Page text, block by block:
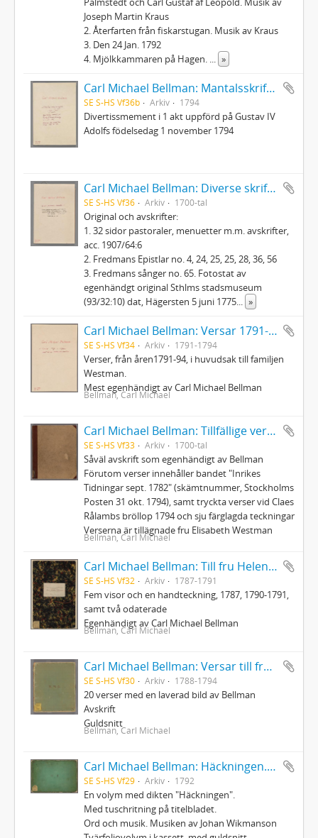
Joseph Martin Kraus
2. Återfarten från fiskarstugan. Musik av Kraus
3. Den 24 Jan. 1792
4. Mjölkkammaren på Hagen.
»
Carl Michael Bellman: Mantalsskrifningen
SE S-HS Vf36b Arkiv 1794
Divertissmement i 1 akt uppförd på Gustav IV
Adolfs födelsedag 1 november 1794
Carl Michael Bellman: Diverse skrifter
SE S-HS Vf36 Arkiv 1700-tal
Original och avskrifter:
1. 32 sidor pastoraler, menuetter m.m. avskrifter,
acc. 1907/64:6
2. Fredmans Epistlar no. 4, 24, 25, 25, 28, 36, 56
3. Fredmans sånger no. 65. Fotostat av
egenhändgt original Sthlms stadsmuseum
(93/32:10) dat, Hägersten 5 juni 1775... »
Carl Michael Bellman: Versar 1791-94, mest till Westmanska familjen
SE S-HS Vf34 Arkiv 1791-1794
Verser, från åren1791-94, i huvudsak till familjen
Westman.
Mest egenhändigt av Carl Michael Bellman
Bellman, Carl Michael
Carl Michael Bellman: Tillfällige verser och rim skrifne och hopsamlade innom ett hus, där Auctor finner sig älskad och wälkommen
SE S-HS Vf33 Arkiv 1700-tal
Såväl avskrift som egenhändigt av Bellman
Förutom verser innehåller bandet "Inrikes
Tidningar sept. 1782" (skämtnummer, Stockholms
Posten 31 okt. 1794), samt tryckta verser vid Claes
Rålambs bröllop 1794 och sju färglagda teckningar
Verserna är tillägnade fru Elisabeth Westman
Bellman, Carl Michael
Carl Michael Bellman: Till fru Helena Qviding, N. von Rosenstein m.fl.
SE S-HS Vf32 Arkiv 1787-1791
Fem visor och en handteckning, 1787, 1790-1791,
samt två odaterade
Egenhändigt av Carl Michael Bellman
Bellman, Carl Michael
Carl Michael Bellman: Versar till fru Helena Qviding och medlemmar af hennes familj, 1788-1794
SE S-HS Vf30 Arkiv 1788-1794
20 verser med en laverad bild av Bellman
Avskrift
Guldsnitt
Bellman, Carl Michael
Carl Michael Bellman: Häckningen. Dedicerad till fru Gustava Palmstedt och Herr Intendenten Fischerström den 31 Martii 1792
SE S-HS Vf29 Arkiv 1792
En volym med dikten "Häckningen".
Med tuschritning på titelbladet.
Ord och musik. Musiken av Johan Wikmanson